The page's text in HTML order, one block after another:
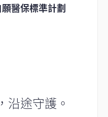
醫保標準計劃
沿途守護。